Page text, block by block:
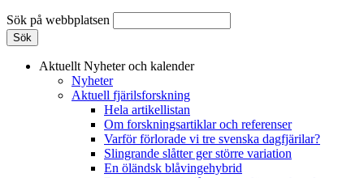
Sök på webbplatsen
Aktuellt Nyheter och kalender
Nyheter
Aktuell fjärilsforskning
Hela artikellistan
Om forskningsartiklar och referenser
Varför förlorade vi tre svenska dagfjärilar?
Slingrande slåtter ger större variation
En öländsk blåvingehybrid